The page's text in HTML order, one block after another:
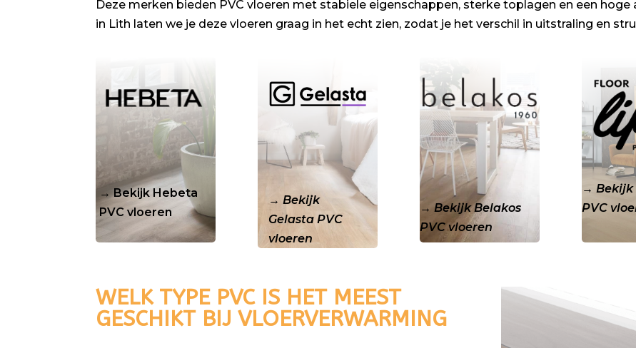
Deze merken bieden PVC vloeren met stabiele eigenschappen, sterke toplagen en een
in Lith laten we je deze vloeren graag in het echt zien, zodat je het verschil in uitstraling en
→ Bekijk Hebeta
PVC vloeren
.
.
→Bekijk
Gelasta PVC
vloeren
→Bekijk Belakos
PVC vloeren
→ Bekijk
PVC
WELK TYPE PVC IS HET MEEST
GESCHIKT BIJ VLOERVERWARMING